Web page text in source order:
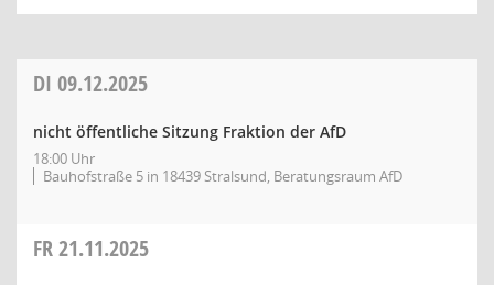
DI 09.12.2025
nicht öffentliche Sitzung Fraktion der AfD
18:00 Uhr
Bauhofstraße 5 in 18439 Stralsund, Beratungsraum AfD
FR21.11.2025